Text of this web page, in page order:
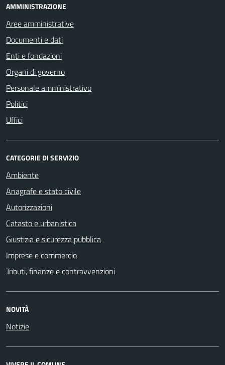
AMMINISTRAZIONE
Aree amministrative
Documenti e dati
Enti e fondazioni
Organi di governo
Personale amministrativo
Politici
Uffici
CATEGORIE DI SERVIZIO
Ambiente
Anagrafe e stato civile
Autorizzazioni
Catasto e urbanistica
Giustizia e sicurezza pubblica
Imprese e commercio
Tributi, finanze e contravvenzioni
NOVITÀ
Notizie